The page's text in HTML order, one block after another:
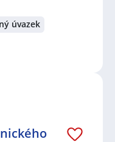
úvazek